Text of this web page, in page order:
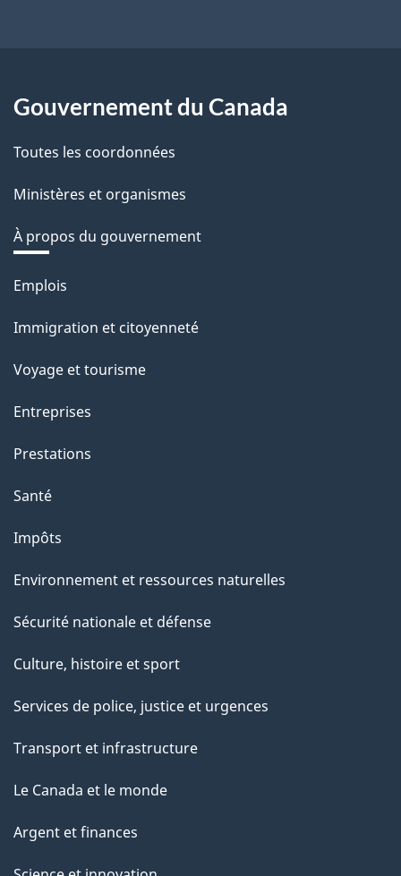
Gouvernement du Canada
Toutes les coordonnées
Ministères et organismes
À propos du gouvernement
Thèmes
sujets
Emplois
Immigration et citoyenneté
Voyage et tourisme
Entreprises
Prestations
Santé
Impôts
Environnement et ressources naturelles
Sécurité nationale et défense
Culture, histoire et sport
Services de police, justice et urgences
Transport et infrastructure
Le Canada et le monde
Argent et finances